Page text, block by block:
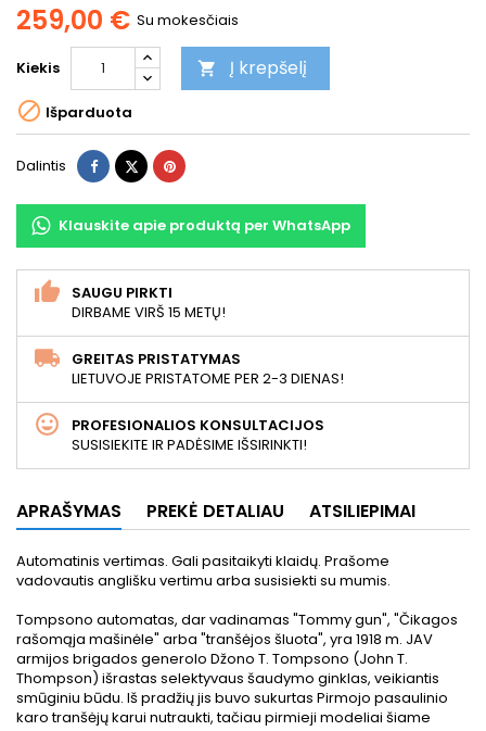
259,00 € Su mokesčiais
Kiekis  Į krepšelį
 Išparduota
Dalintis DalintisTwitterPinterest
Klauskite apie produktą per WhatsApp
SAUGU PIRKTI
DIRBAME VIRŠ 15 METŲ!
GREITAS PRISTATYMAS
LIETUVOJE PRISTATOME PER 2-3 DIENAS!
PROFESIONALIOS KONSULTACIJOS
SUSISIEKITE IR PADĖSIME IŠSIRINKTI!
APRAŠYMAS PREKĖ DETALIAU ATSILIEPIMAI
Automatinis vertimas. Gali pasitaikyti klaidų. Prašome
vadovautis anglišku vertimu arba susisiekti su mumis.
Tompsono automatas, dar vadinamas "Tommy gun", "Čikagos
rašomąja mašinėle" arba "tranšėjos šluota", yra 1918 m. JAV
armijos brigados generolo Džono T. Tompsono (John T.
Thompson) išrastas selektyvaus šaudymo ginklas, veikiantis
smūginiu būdu. Iš pradžių jis buvo sukurtas Pirmojo pasaulinio
karo tranšėjų karui nutraukti, tačiau pirmieji modeliai šiame